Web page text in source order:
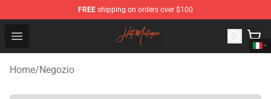
FREE shipping on orders over $100
Open menu
Hot Mulligan Shop - Official Hot Mulligan Merchandise
Home/Negozio